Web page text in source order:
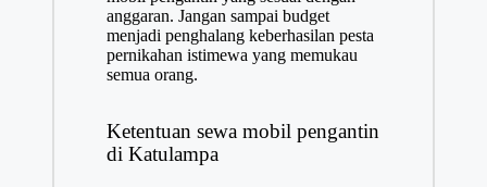
anggaran. Jangan sampai budget
menjadi penghalang keberhasilan pesta
pernikahan istimewa yang memukau
semua orang.
Ketentuan sewa mobil pengantin
di Katulampa